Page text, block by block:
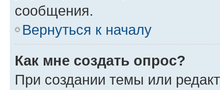
сообщения.
Вернуться к началу
Как мне создать опрос?
При создании темы или